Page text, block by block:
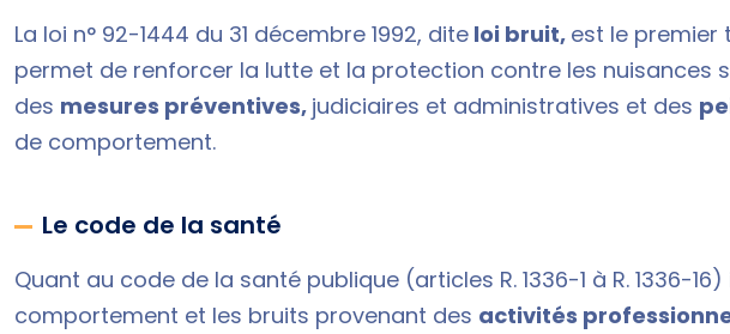
La loi n° 92-1444 du 31 décembre 1992, dite loi bruit, est le premier
permet de renforcer la lutte et la protection contre les nuisances
des mesures préventives, judiciaires et administratives et des
de comportement.
Le code de la santé
Quant au code de la santé publique (articles R. 1336-1 à R. 1336-
comportement et les bruits provenant des activités